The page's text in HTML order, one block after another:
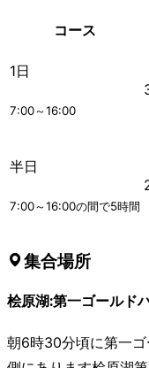
コース
1日
7:00～16:00
半日
7:00～16:00の間で5時間
集合場所
桧原湖:第一ゴールド
朝6時30分頃に第一